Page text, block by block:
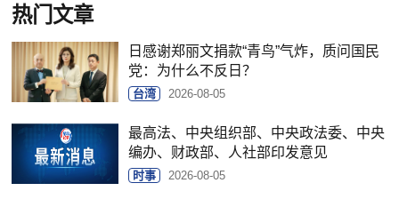
热门文章
日感谢郑丽文捐款“青鸟”气炸，质问国民
党：为什么不反日？
台湾 2026-08-05
最高法、中央组织部、中央政法委、中央
编办、财政部、人社部印发意见
时事 2026-08-05